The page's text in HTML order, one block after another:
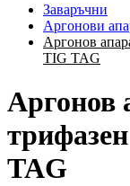
Заваръчни
Аргонови
Аргонов
TIG TAG
Аргонов
TAG